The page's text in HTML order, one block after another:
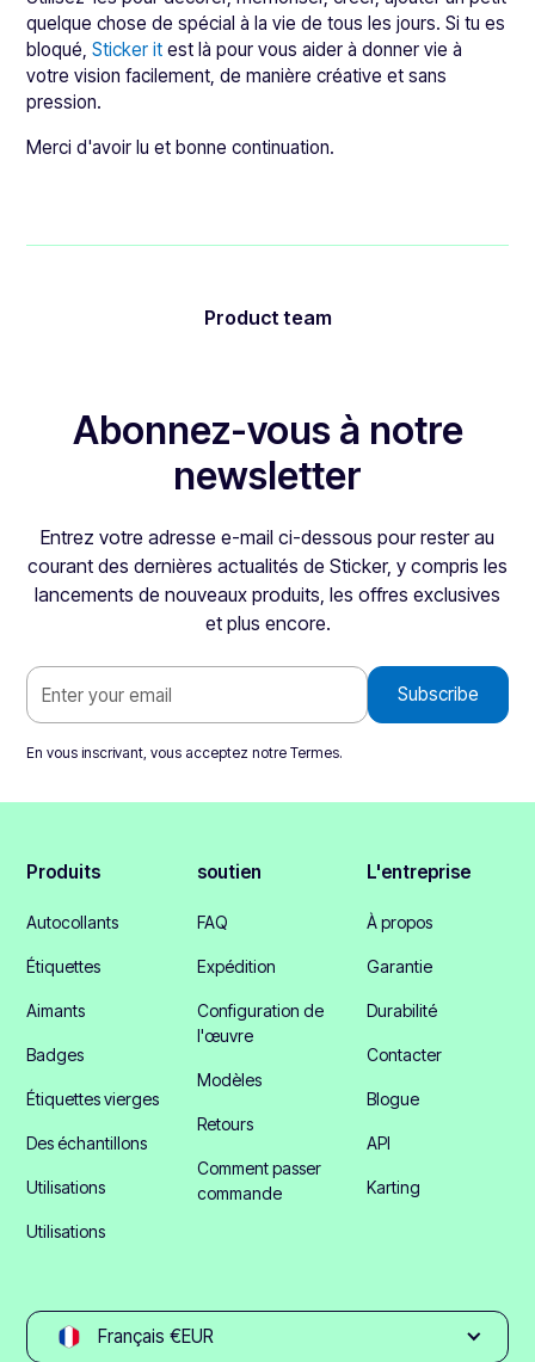
quelque chose de spécial à la vie de tous les jours. Si tu es
bloqué,Sticker it est là pour vous aider à donner vie à
votre vision facilement, de manière créative et sans
pression.
Merci d'avoir lu et bonne continuation.
Product team
Abonnez-vous à notre
newsletter
Entrez votre adresse e-mail ci-dessous pour rester au
courant des dernières actualités de Sticker, y compris les
lancements de nouveaux produits, les offres exclusives
et plus encore.
En vous inscrivant, vous acceptez notreTermes.
Produits
Autocollants
Étiquettes
Aimants
Badges
Étiquettes vierges
Des échantillons
Utilisations
Utilisations
soutien
FAQ
Expédition
Configuration de
l'œuvre
Modèles
Retours
Comment passer
commande
L'entreprise
À propos
Garantie
Durabilité
Contacter
Blogue
API
Karting
Français €EUR